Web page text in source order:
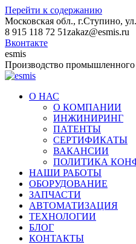
Перейти к содержанию
Московская обл., г.Ступино,
8 915 118 72 51zakaz@esmis.ru
Вконтакте
esmis
Производство промышленного
О НАС
О КОМПАНИИ
ИНЖИНИРИНГ
ПАТЕНТЫ
СЕРТИФИКАТЫ
ВАКАНСИИ
ПОЛИТИКА
НАШИ РАБОТЫ
ОБОРУДОВАНИЕ
ЗАПЧАСТИ
АВТОМАТИЗАЦИЯ
ТЕХНОЛОГИИ
БЛОГ
КОНТАКТЫ